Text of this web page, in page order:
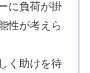
に負荷が掛
性が考えら
く助けを待